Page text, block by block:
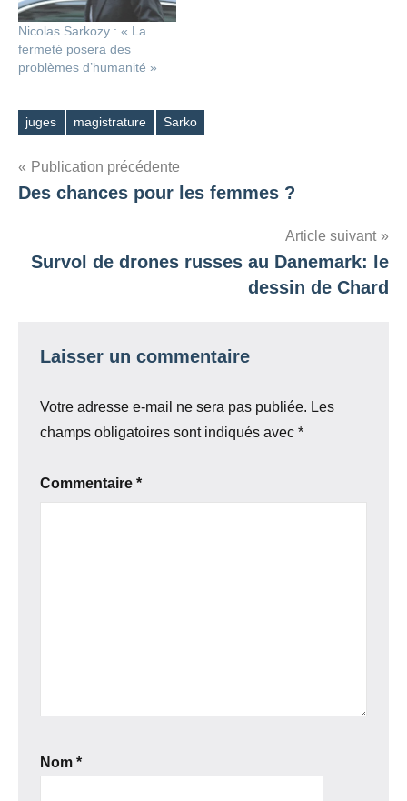
Nicolas Sarkozy : « La
fermeté posera des
problèmes d’humanité »
Étiquettes
juges magistrature Sarko
Navigation
de
Publication précédente
Des chances pour les femmes ?
Article suivant
Survol de drones russes au Danemark: le
dessin de Chard
Laisser un commentaire
Votre adresse e-mail ne sera pas publiée. Les
champs obligatoires sont indiqués avec *
Commentaire *
Nom *